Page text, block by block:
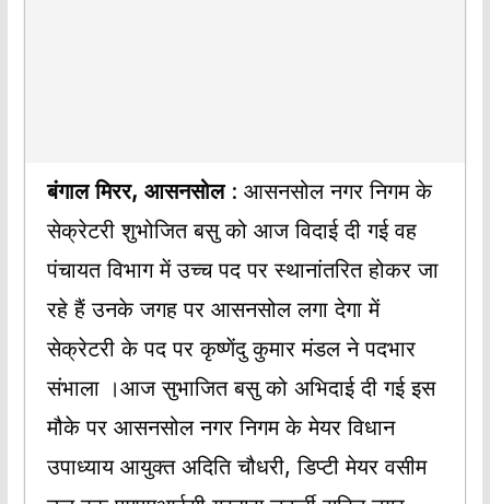
बंगाल मिरर, आसनसोल : आसनसोल नगर निगम के
सेक्रेटरी शुभोजित बसु को आज विदाई दी गई वह
पंचायत विभाग में उच्च पद पर स्थानांतरित होकर जा
रहे हैं उनके जगह पर आसनसोल लगा देगा में
सेक्रेटरी के पद पर कृष्णेंदु कुमार मंडल ने पदभार
संभाला ।आज सुभाजित बसु को अभिदाई दी गई इस
मौके पर आसनसोल नगर निगम के मेयर विधान
उपाध्याय आयुक्त अदिति चौधरी, डिप्टी मेयर वसीम